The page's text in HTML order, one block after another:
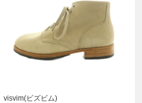
visvim(ビズビム)